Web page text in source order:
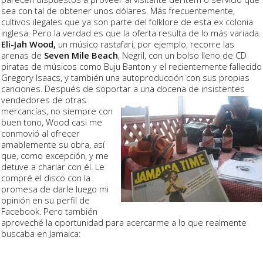
sea con tal de obtener unos dólares. Más frecuentemente,
cultivos ilegales que ya son parte del folklore de esta ex colonia
inglesa. Pero la verdad es que la oferta resulta de lo más variada.
Eli-Jah Wood, un músico rastafari, por ejemplo, recorre las
arenas de Seven Mile Beach, Negril, con un bolso lleno de CD
piratas de músicos como Buju Banton y el recientemente fallecido
Gregory Isaacs, y también una autoproducción con sus propias
canciones. Después de soportar a una docena de insistentes
vendedores de otras
mercancías, no siempre con
buen tono, Wood casi me
conmovió al ofrecer
amablemente su obra, así
que, como excepción, y me
detuve a charlar con él. Le
compré el disco con la
promesa de darle luego mi
opinión en su perfil de
Facebook. Pero también
aproveché la oportunidad para acercarme a lo que realmente
buscaba en Jamaica: